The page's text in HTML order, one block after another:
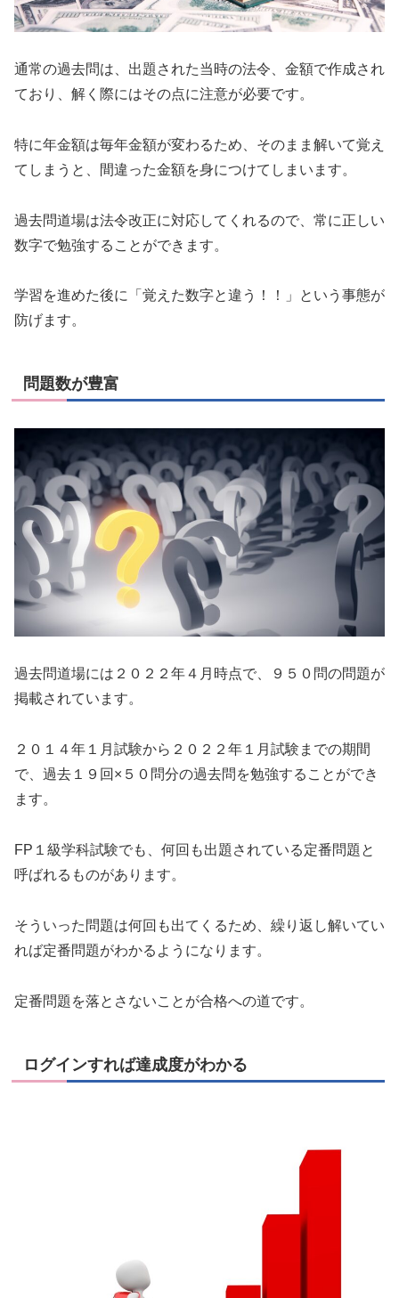
通常の過去問は、出題された当時の法令、金額で作成され
ており、解く際にはその点に注意が必要です。
特に年金額は毎年金額が変わるため、そのまま解いて覚え
てしまうと、間違った金額を身につけてしまいます。
過去問道場は法令改正に対応してくれるので、常に正しい
数字で勉強することができます。
学習を進めた後に「覚えた数字と違う！！」という事態が
防げます。
問題数が豊富
過去問道場には２０２２年４月時点で、９５０問の問題が
掲載されています。
２０１４年１月試験から２０２２年１月試験までの期間
で、過去１９回×５０問分の過去問を勉強することができ
ます。
FP１級学科試験でも、何回も出題されている定番問題と
呼ばれるものがあります。
そういった問題は何回も出てくるため、繰り返し解いてい
れば定番問題がわかるようになります。
定番問題を落とさないことが合格への道です。
ログインすれば達成度がわかる